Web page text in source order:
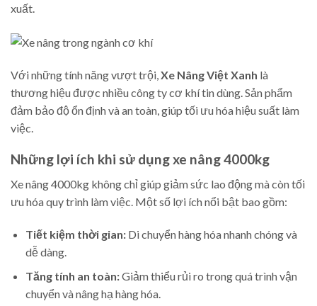
xuất.
Với những tính năng vượt trội, Xe Nâng Việt Xanh là
thương hiệu được nhiều công ty cơ khí tin dùng. Sản phẩm
đảm bảo độ ổn định và an toàn, giúp tối ưu hóa hiệu suất làm
việc.
Những lợi ích khi sử dụng xe nâng 4000kg
Xe nâng 4000kg không chỉ giúp giảm sức lao động mà còn tối
ưu hóa quy trình làm việc. Một số lợi ích nổi bật bao gồm:
Tiết kiệm thời gian:Di chuyển hàng hóa nhanh chóng và
dễ dàng.
Tăng tính an toàn:Giảm thiểu rủi ro trong quá trình vận
chuyển và nâng hạ hàng hóa.